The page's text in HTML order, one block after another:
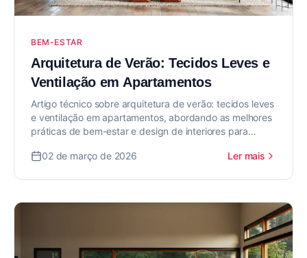
BEM-ESTAR
Arquitetura de Verão: Tecidos Leves e
Ventilação em Apartamentos
Artigo técnico sobre arquitetura de verão: tecidos leves
e ventilação em apartamentos, abordando as melhores
práticas de bem-estar e design de interiores para
02 de março de 2026
Ler mais